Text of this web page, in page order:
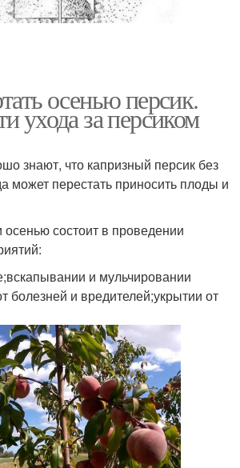
осенью персик.
ухода за персиком
знают, что капризный персик без
может перестать приносить плоды и
состоит в проведении
и мульчировании
болезней и вредителей;укрытии от